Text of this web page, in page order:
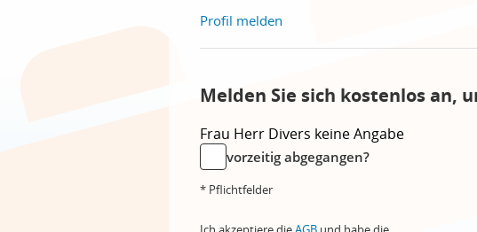
Profil melden
Melden Sie sich kostenlos an,
Frau Herr Divers keine Angabe
vorzeitig abgegangen?
* Pflichtfelder